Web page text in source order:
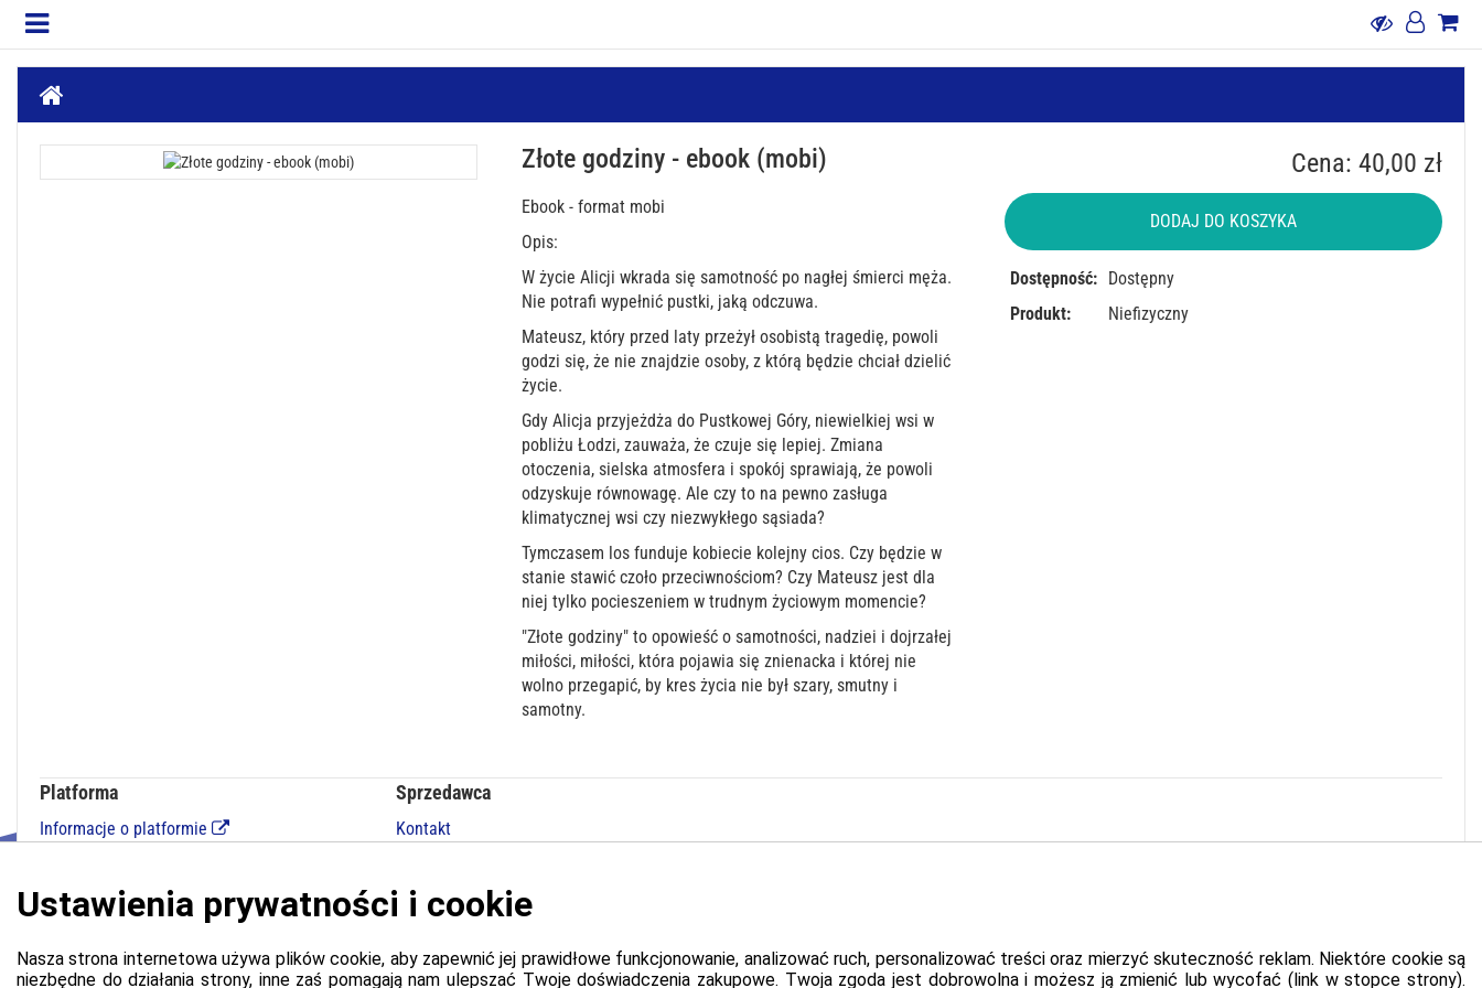
Złote godziny - ebook (mobi)
Ebook - format mobi
Opis:
W życie Alicji wkrada się samotność po nagłej śmierci męża.
Nie potrafi wypełnić pustki, jaką odczuwa.
Mateusz, który przed laty przeżył osobistą tragedię, powoli
godzi się, że nie znajdzie osoby, z którą będzie chciał dzielić
życie.
Gdy Alicja przyjeżdża do Pustkowej Góry, niewielkiej wsi w
pobliżu Łodzi, zauważa, że czuje się lepiej. Zmiana
otoczenia, sielska atmosfera i spokój sprawiają, że powoli
odzyskuje równowagę. Ale czy to na pewno zasługa
klimatycznej wsi czy niezwykłego sąsiada?
Tymczasem los funduje kobiecie kolejny cios. Czy będzie w
stanie stawić czoło przeciwnościom? Czy Mateusz jest dla
niej tylko pocieszeniem w trudnym życiowym momencie?
"Złote godziny" to opowieść o samotności, nadziei i dojrzałej
miłości, miłości, która pojawia się znienacka i której nie
wolno przegapić, by kres życia nie był szary, smutny i
samotny.
Cena: 40,00 zł
DODAJ DO KOSZYKA
Dostępność: Dostępny
Produkt:
Niefizyczny
Platforma
Informacje o platformie
Polityka prywatności platformy
Zgłoś błąd lub naruszenie
Ustawienia cookie
Sprzedawca
Kontakt